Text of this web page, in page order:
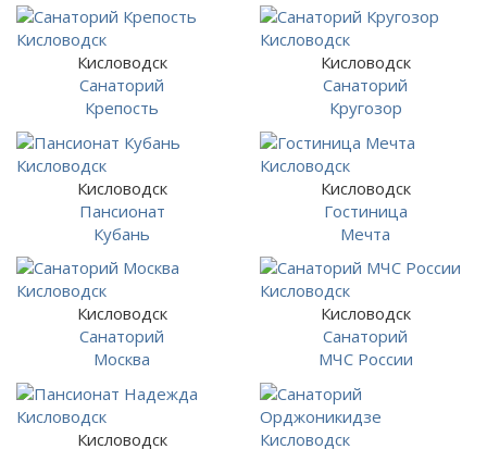
Кисловодск
Санаторий
Крепость
Кисловодск
Санаторий
Кругозор
Кисловодск
Пансионат
Кубань
Кисловодск
Гостиница
Мечта
Кисловодск
Санаторий
Москва
Кисловодск
Санаторий
МЧС России
Кисловодск